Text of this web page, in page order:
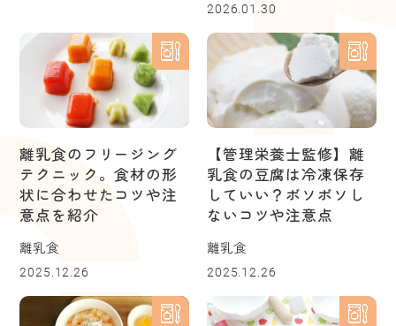
2026.01.30
離乳食のフリージング
テクニック。食材の形
状に合わせたコツや注
意点を紹介
離乳食
2025.12.26
【管理栄養士監修】離
乳食の豆腐は冷凍保存
していい？ボソボソし
ないコツや注意点
離乳食
2025.12.26